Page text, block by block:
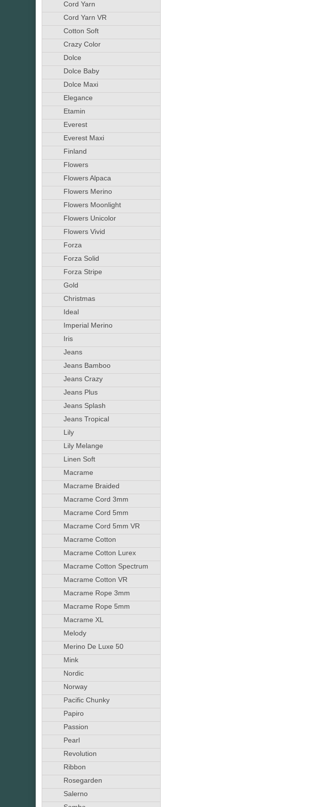
Cord Yarn
Cord Yarn VR
Cotton Soft
Crazy Color
Dolce
Dolce Baby
Dolce Maxi
Elegance
Etamin
Everest
Everest Maxi
Finland
Flowers
Flowers Alpaca
Flowers Merino
Flowers Moonlight
Flowers Unicolor
Flowers Vivid
Forza
Forza Solid
Forza Stripe
Gold
Christmas
Ideal
Imperial Merino
Iris
Jeans
Jeans Bamboo
Jeans Crazy
Jeans Plus
Jeans Splash
Jeans Tropical
Lily
Lily Melange
Linen Soft
Macrame
Macrame Braided
Macrame Cord 3mm
Macrame Cord 5mm
Macrame Cord 5mm VR
Macrame Cotton
Macrame Cotton Lurex
Macrame Cotton Spectrum
Macrame Cotton VR
Macrame Rope 3mm
Macrame Rope 5mm
Macrame XL
Melody
Merino De Luxe 50
Mink
Nordic
Norway
Pacific Chunky
Papiro
Passion
Pearl
Revolution
Ribbon
Rosegarden
Salerno